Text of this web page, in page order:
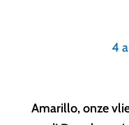
4
Amarillo, onze